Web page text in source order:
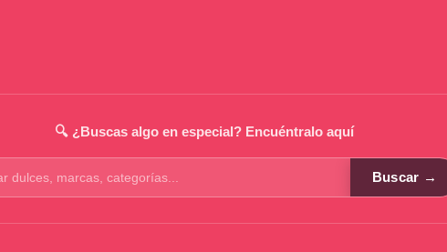
🔍 ¿Buscas algo en especial? Encuéntralo aquí
Buscar →